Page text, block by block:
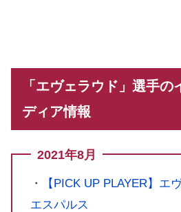
「エヴェラウド」選手の
ディア情報
2021年8月
・
【PICK UP PLAYER】エ
エスパルス